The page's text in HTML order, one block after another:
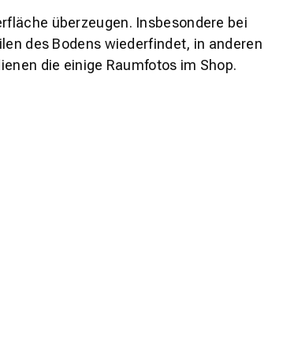
überzeugen. Insbesondere bei
des Bodens wiederfindet, in anderen
die einige Raumfotos im Shop.